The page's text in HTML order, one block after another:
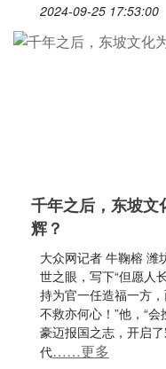
2024-09-25 17:53:00
千年之后，东坡文
辉？
大众网记者 牛鞠榕 潍
世之眼，写下“但愿人
持为官一任造福一方
不救亦何心！”他，“
豪迈报国之志，开启
代……更多